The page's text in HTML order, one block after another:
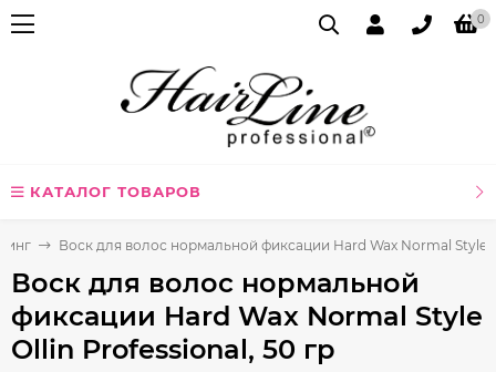
0
КАТАЛОГ ТОВАРОВ
Воск для волос нормальной фиксации Hard Wax Normal Style
Воск для волос нормальной
фиксации Hard Wax Normal Style
Ollin Professional, 50 гр